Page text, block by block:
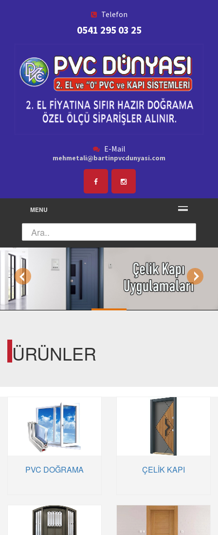
Telefon
0541 295 03 25
E-Mail
mehmetali@bartinpvcdunyasi.com
MENU
ÜRÜNLER
PVC DOĞRAMA ÇELİK KAPI